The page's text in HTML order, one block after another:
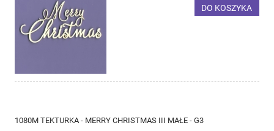
DO KOSZYKA
1080M TEKTURKA - MERRY CHRISTMAS III MAŁE - G3